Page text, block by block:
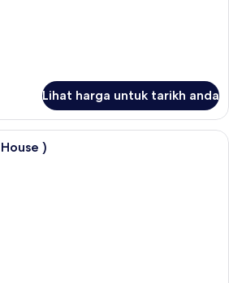
Lihat harga untuk tarikh anda
Peti besi dalam bilik, meja, kalis
)